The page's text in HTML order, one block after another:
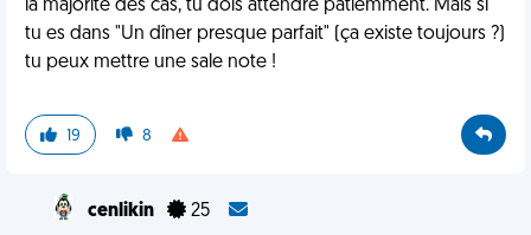
la majorité des cas, tu dois attendre patiemment. Mais si
tu es dans "Un dîner presque parfait" (ça existe toujours ?)
tu peux mettre une sale note !
19 8
cenlikin 25